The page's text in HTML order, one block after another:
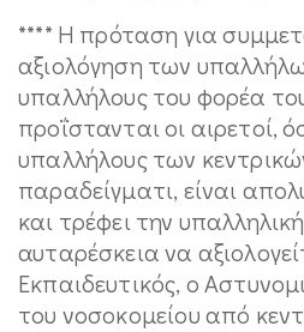
**** Η πρόταση για
αξιολόγηση των
υπαλλήλους του φορέα
προΐστανται οι αιρετοί,
υπαλλήλους των
παραδείγματι, είναι
και τρέφει την
αυταρέσκεια να
Εκπαιδευτικός, ο
του νοσοκομείου από